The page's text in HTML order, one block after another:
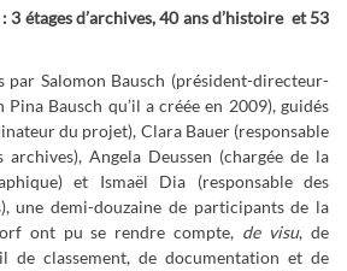
3 étages d’archives, 40 ans d’histoire et 53
par Salomon Bausch (président-directeur-
Bausch qu’il a créée en 2009), guidés
du projet), Clara Bauer (responsable
Angela Deussen (chargée de la
et Ismaël Dia (responsable des
une demi-douzaine de participants de la
ont pu se rendre compte, de visu, de
de classement, de documentation et de